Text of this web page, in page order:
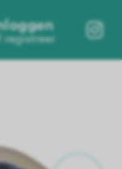
registreer